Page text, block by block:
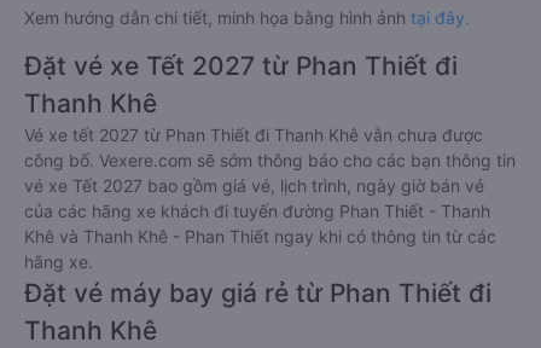
Xem hướng dẫn chi tiết, minh họa bằng hình ảnh tại đây.
Đặt vé xe Tết 2027 từ Phan Thiết đi
Thanh Khê
Vé xe tết 2027 từ Phan Thiết đi Thanh Khê vẫn chưa được
công bố. Vexere.com sẽ sớm thông báo cho các bạn thông tin
vé xe Tết 2027 bao gồm giá vé, lịch trình, ngày giờ bán vé
của các hãng xe khách đi tuyến đường Phan Thiết - Thanh
Khê và Thanh Khê - Phan Thiết ngay khi có thông tin từ các
hãng xe.
Đặt vé máy bay giá rẻ từ Phan Thiết đi
Thanh Khê